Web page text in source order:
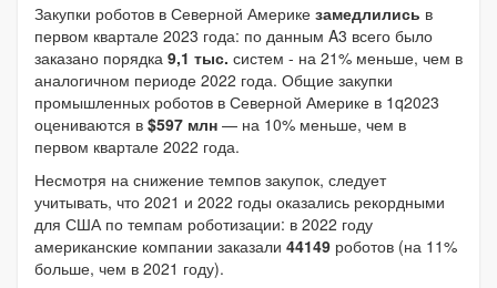
Закупки роботов в Северной Америке замедлились в
первом квартале 2023 года: по данным A3 всего было
заказано порядка 9,1 тыс. систем - на 21% меньше, чем в
аналогичном периоде 2022 года. Общие закупки
промышленных роботов в Северной Америке в 1q2023
оцениваются в $597 млн — на 10% меньше, чем в
первом квартале 2022 года.
Несмотря на снижение темпов закупок, следует
учитывать, что 2021 и 2022 годы оказались рекордными
для США по темпам роботизации: в 2022 году
американские компании заказали 44149 роботов (на 11%
больше, чем в 2021 году).